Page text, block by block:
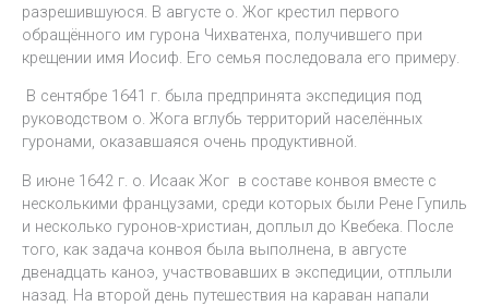
разрешившуюся. В августе о. Жог крестил первого
обращённого им гурона Чихватенха, получившего при
крещении имя Иосиф. Его семья последовала его примеру.
В сентябре 1641 г. была предпринята экспедиция под
руководством о. Жога вглубь территорий населённых
гуронами, оказавшаяся очень продуктивной.
В июне 1642 г. о. Исаак Жог в составе конвоя вместе с
несколькими французами, среди которых были Рене Гупиль
и несколько гуронов-христиан, доплыл до Квебека. После
того, как задача конвоя была выполнена, в августе
двенадцать каноэ, участвовавших в экспедиции, отплыли
назад. На второй день путешествия на караван напали